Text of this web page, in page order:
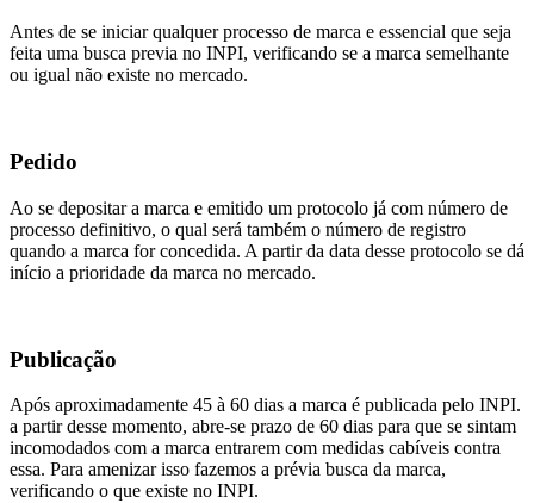
Antes de se iniciar qualquer processo de marca e essencial que seja
feita uma busca previa no INPI, verificando se a marca semelhante
ou igual não existe no mercado.
Pedido
Ao se depositar a marca e emitido um protocolo já com número de
processo definitivo, o qual será também o número de registro
quando a marca for concedida. A partir da data desse protocolo se dá
início a prioridade da marca no mercado.
Publicação
Após aproximadamente 45 à 60 dias a marca é publicada pelo INPI.
a partir desse momento, abre-se prazo de 60 dias para que se sintam
incomodados com a marca entrarem com medidas cabíveis contra
essa. Para amenizar isso fazemos a prévia busca da marca,
verificando o que existe no INPI.